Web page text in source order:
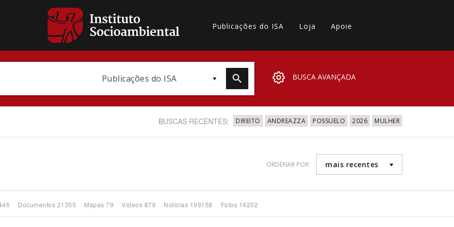
Publicações do ISA Loja Apoie
Publicações do ISA BUSCA AVANÇADA
BUSCAS RECENTES: DIREITO ANDREAZZA POSSUELO 2026 MULHER
ORDENAR POR: mais recentes
Documentos 21355 Mapas 79 Vídeos 879 Notícias 199158 Fotos 14202